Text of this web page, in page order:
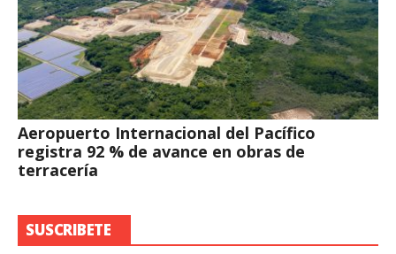
Aeropuerto Internacional del Pacífico
registra 92 % de avance en obras de
terracería
SUSCRIBETE